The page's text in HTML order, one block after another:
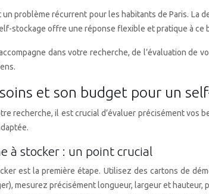
un problème récurrent pour les habitants de Paris.
stockage offre une réponse flexible et pratique à
dans votre recherche, de l’évaluation de
et son budget pour un
recherche, il est crucial d’évaluer précisément
à stocker : un point crucial
est la première étape. Utilisez des cartons de
mesurez précisément longueur, largeur et